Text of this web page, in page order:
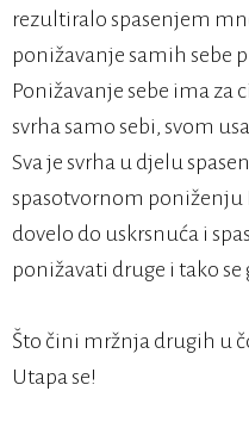
rezultiralo spasenjem
ponižavanje samih sebe
Ponižavanje sebe ima
svrha samo sebi, svom
Sva je svrha u djelu
spasotvornom poniženju
dovelo do uskrsnuća i
ponižavati druge i tako
Što čini mržnja drugih u
Utapa se!